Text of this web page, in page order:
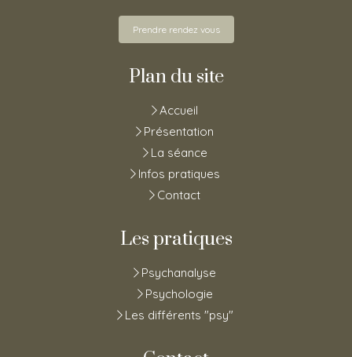
Prendre rendez vous
Plan du site
Accueil
Présentation
La séance
Infos pratiques
Contact
Les pratiques
Psychanalyse
Psychologie
Les différents "psy"